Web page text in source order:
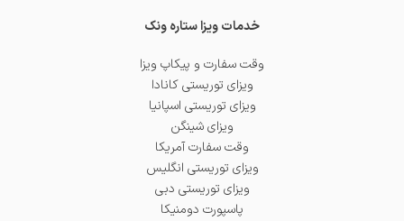
خدمات ویزا ستاره ونک
وقت سفارت و پیکاپ ویزا
ویزای توریستی کانادا
ویزای توریستی اسپانیا
ویزای شینگن
وقت سفارت آمریکا
ویزای توریستی انگلیس
ویزای توریستی دبی
پاسپورت دومنیکا